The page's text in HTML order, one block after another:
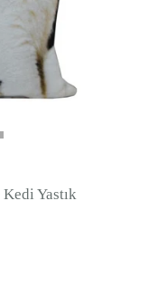
Yastık